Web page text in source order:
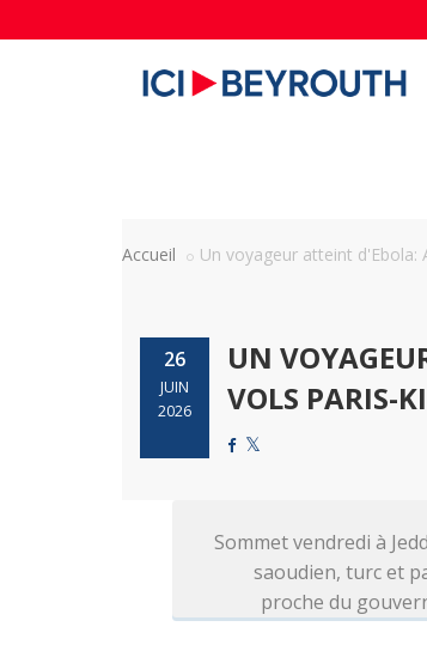
Accueil Un voyageur atteint d'Ebola:
26
JUIN
2026
UN
VOLS PARIS-
Sommet vendredi à
saoudien, turc et
proche du